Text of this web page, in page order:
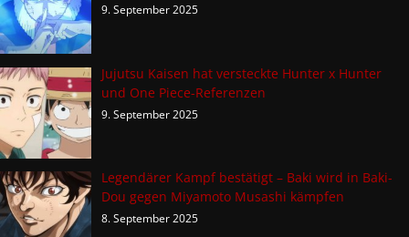
9. September 2025
Jujutsu Kaisen hat versteckte Hunter x Hunter
und One Piece-Referenzen
9. September 2025
Legendärer Kampf bestätigt – Baki wird in Baki-
Dou gegen Miyamoto Musashi kämpfen
8. September 2025